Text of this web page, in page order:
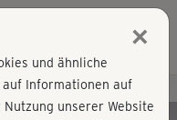
×
und ähnliche
auf Informationen auf
unserer Website